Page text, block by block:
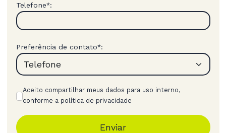
Telefone*:
Preferência de contato*:
Aceito compartilhar meus dados para uso interno,
conforme a política de privacidade
Enviar